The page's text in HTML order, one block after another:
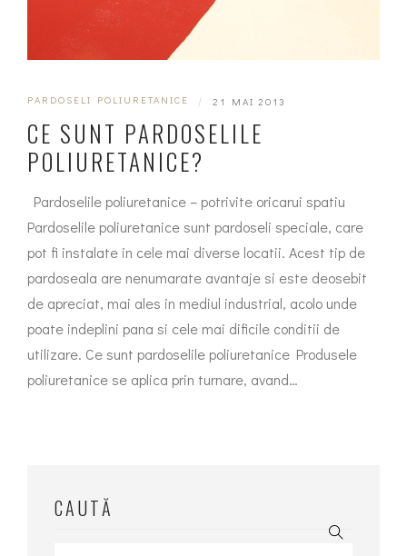
PARDOSELI POLIURETANICE | 21 MAI 2013
CE SUNT PARDOSELILE
POLIURETANICE?
Pardoselile poliuretanice – potrivite oricarui spatiu
Pardoselile poliuretanice sunt pardoseli speciale, care
pot fi instalate in cele mai diverse locatii. Acest tip de
pardoseala are nenumarate avantaje si este deosebit
de apreciat, mai ales in mediul industrial, acolo unde
poate indeplini pana si cele mai dificile conditii de
utilizare. Ce sunt pardoselile poliuretanice Produsele
poliuretanice se aplica prin turnare, avand…
CAUTĂ